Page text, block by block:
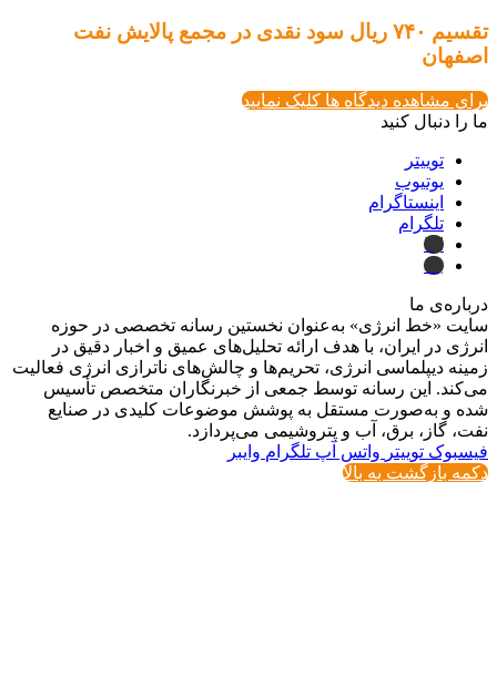
تقسیم ۷۴۰ ریال سود نقدی در مجمع پالایش نفت
اصفهان
برای مشاهده دیدگاه ها کلیک نمایید
ما را دنبال کنید
توییتر
یوتیوب
اینستاگرام
تلگرام
ایتا
بله
درباره‌ی ما
سایت «خط انرژی» به‌عنوان نخستین رسانه تخصصی در حوزه
انرژی در ایران، با هدف ارائه تحلیل‌های عمیق و اخبار دقیق در
زمینه دیپلماسی انرژی، تحریم‌ها و چالش‌های ناترازی انرژی فعالیت
می‌کند. این رسانه توسط جمعی از خبرنگاران متخصص تأسیس
شده و به‌صورت مستقل به پوشش موضوعات کلیدی در صنایع
نفت، گاز، برق، آب و پتروشیمی می‌پردازد.
فیسبوک توییتر واتس آپ تلگرام وایبر
دکمه بازگشت به بالا